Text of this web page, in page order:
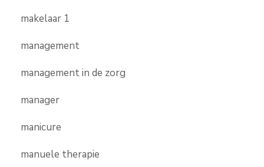
makelaar 1
management
management in de zorg
manager
manicure
manuele therapie